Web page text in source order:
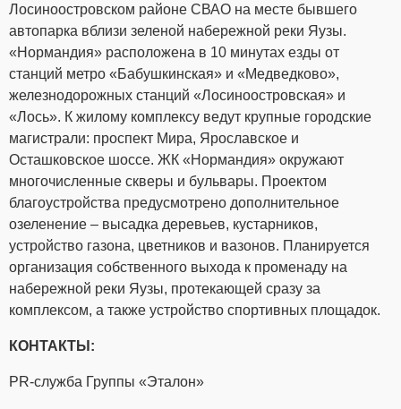
Лосиноостровском районе СВАО на месте бывшего
автопарка вблизи зеленой набережной реки Яузы.
«Нормандия» расположена в 10 минутах езды от
станций метро «Бабушкинская» и «Медведково»,
железнодорожных станций «Лосиноостровская» и
«Лось». К жилому комплексу ведут крупные городские
магистрали: проспект Мира, Ярославское и
Осташковское шоссе. ЖК «Нормандия» окружают
многочисленные скверы и бульвары. Проектом
благоустройства предусмотрено дополнительное
озеленение – высадка деревьев, кустарников,
устройство газона, цветников и вазонов. Планируется
организация собственного выхода к променаду на
набережной реки Яузы, протекающей сразу за
комплексом, а также устройство спортивных площадок.
КОНТАКТЫ:
PR-служба Группы «Эталон»